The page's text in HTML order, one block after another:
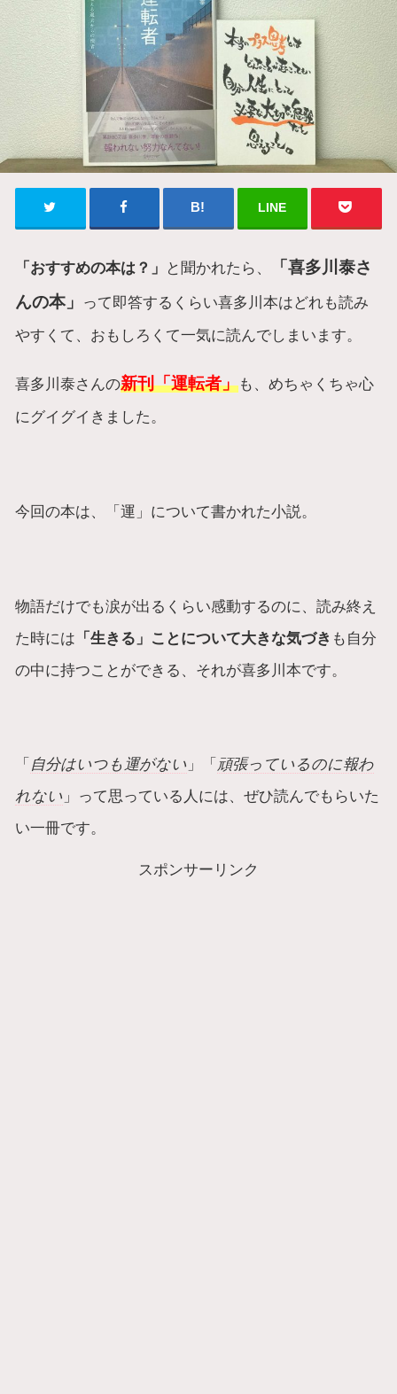
LINE
「おすすめの本は？」 と聞かれたら、
「喜多川泰さ
んの本」 って即答するくらい喜多川本はどれも読み
やすくて、おもしろくて一気に読んでしまいます。
喜多川泰さんの新刊「運転者」も、めちゃくちゃ心
にグイグイきました。
今回の本は、「運」について書かれた小説。
物語だけでも涙が出るくらい感動するのに、読み終え
た時には 「生きる」ことについて大きな気づき も自分
の中に持つことができる、それが喜多川本です。
「 自分はいつも運がない 」「 頑張っているのに報わ
れない 」って思っている人には、ぜひ読んでもらいた
い一冊です。
スポンサーリンク